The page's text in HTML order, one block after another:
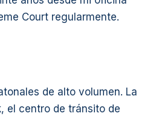
Court regularmente.
de alto volumen. La
el centro de tránsito de